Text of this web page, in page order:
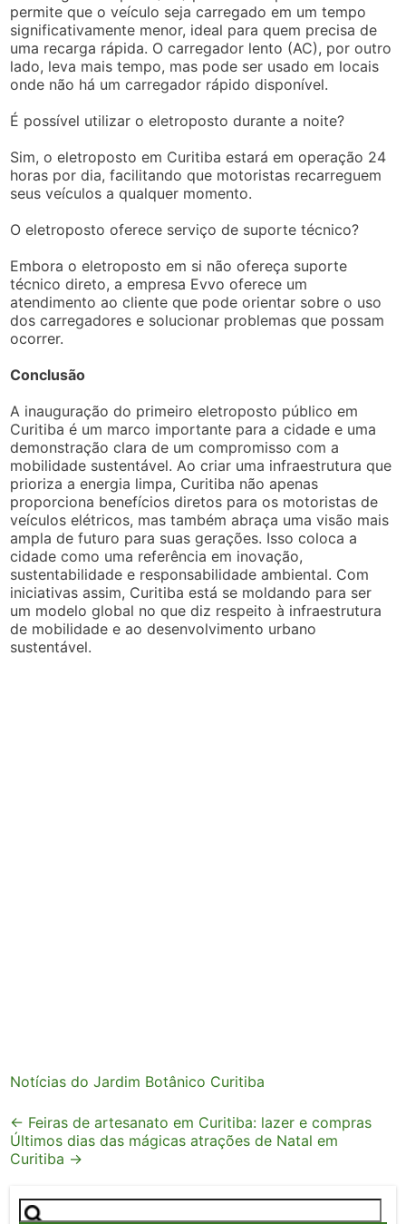
permite que o veículo seja carregado em um tempo
significativamente menor, ideal para quem precisa de
uma recarga rápida. O carregador lento (AC), por outro
lado, leva mais tempo, mas pode ser usado em locais
onde não há um carregador rápido disponível.
É possível utilizar o eletroposto durante a noite?
Sim, o eletroposto em Curitiba estará em operação 24
horas por dia, facilitando que motoristas recarreguem
seus veículos a qualquer momento.
O eletroposto oferece serviço de suporte técnico?
Embora o eletroposto em si não ofereça suporte
técnico direto, a empresa Evvo oferece um
atendimento ao cliente que pode orientar sobre o uso
dos carregadores e solucionar problemas que possam
ocorrer.
Conclusão
A inauguração do primeiro eletroposto público em
Curitiba é um marco importante para a cidade e uma
demonstração clara de um compromisso com a
mobilidade sustentável. Ao criar uma infraestrutura que
prioriza a energia limpa, Curitiba não apenas
proporciona benefícios diretos para os motoristas de
veículos elétricos, mas também abraça uma visão mais
ampla de futuro para suas gerações. Isso coloca a
cidade como uma referência em inovação,
sustentabilidade e responsabilidade ambiental. Com
iniciativas assim, Curitiba está se moldando para ser
um modelo global no que diz respeito à infraestrutura
de mobilidade e ao desenvolvimento urbano
sustentável.
Notícias do Jardim Botânico Curitiba
Post
navigation
← Feiras de artesanato em Curitiba: lazer e compras
Últimos dias das mágicas atrações de Natal em
Curitiba →
Pesquisar